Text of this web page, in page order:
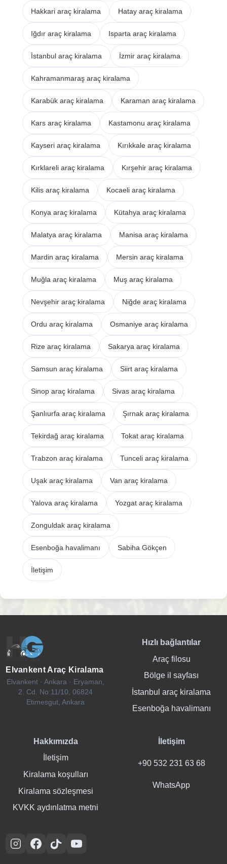
Hakkari araç kiralama Hatay araç kiralama
Iğdır araç kiralama Isparta araç kiralama
İstanbul araç kiralama İzmir araç kiralama
Kahramanmaraş araç kiralama
Karabük araç kiralama Karaman araç kiralama
Kars araç kiralama Kastamonu araç kiralama
Kayseri araç kiralama Kırıkkale araç kiralama
Kırklareli araç kiralama Kırşehir araç kiralama
Kilis araç kiralama Kocaeli araç kiralama
Konya araç kiralama Kütahya araç kiralama
Malatya araç kiralama Manisa araç kiralama
Mardin araç kiralama Mersin araç kiralama
Muğla araç kiralama Muş araç kiralama
Nevşehir araç kiralama Niğde araç kiralama
Ordu araç kiralama Osmaniye araç kiralama
Rize araç kiralama Sakarya araç kiralama
Samsun araç kiralama Siirt araç kiralama
Sinop araç kiralama Sivas araç kiralama
Şanlıurfa araç kiralama Şırnak araç kiralama
Tekirdağ araç kiralama Tokat araç kiralama
Trabzon araç kiralama Tunceli araç kiralama
Uşak araç kiralama Van araç kiralama
Yalova araç kiralama Yozgat araç kiralama
Zonguldak araç kiralama
Esenboğa havalimanı Sabiha Gökçen
İletişim
Elvankent Araç Kiralama
Elvankent · Ankara · Eryaman,
2. Cd. No:11/10, 06824
Etimesgut, Ankara
Hızlı bağlantılar
Araç filosu
Bölge il sayfası
İstanbul araç kiralama
Esenboğa havalimanı
Hakkımızda
İletişim
Kiralama koşulları
Kiralama sözleşmesi
KVKK aydınlatma metni
İletişim
+90 532 231 63 68
WhatsApp
InstagramFacebook
TikTokYouTube